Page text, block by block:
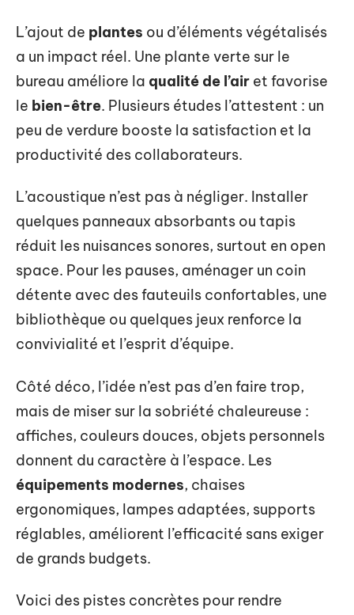
L’ajout de plantes ou d’éléments végétalisés
a un impact réel. Une plante verte sur le
bureau améliore la qualité de l’air et favorise
le bien-être. Plusieurs études l’attestent : un
peu de verdure booste la satisfaction et la
productivité des collaborateurs.
L’acoustique n’est pas à négliger. Installer
quelques panneaux absorbants ou tapis
réduit les nuisances sonores, surtout en open
space. Pour les pauses, aménager un coin
détente avec des fauteuils confortables, une
bibliothèque ou quelques jeux renforce la
convivialité et l’esprit d’équipe.
Côté déco, l’idée n’est pas d’en faire trop,
mais de miser sur la sobriété chaleureuse :
affiches, couleurs douces, objets personnels
donnent du caractère à l’espace. Les
équipements modernes, chaises
ergonomiques, lampes adaptées, supports
réglables, améliorent l’efficacité sans exiger
de grands budgets.
Voici des pistes concrètes pour rendre